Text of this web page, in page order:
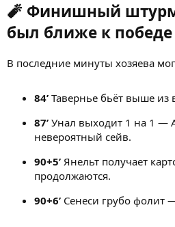
🧨 Финишный
был ближе к победе
В последние минуты хозяева
84’ Тавернье бьёт выше из
87’ Унал выходит 1 на 1 —
невероятный сейв.
90+5’ Янельт получает
продолжаются.
90+6’ Сенеси грубо фолит